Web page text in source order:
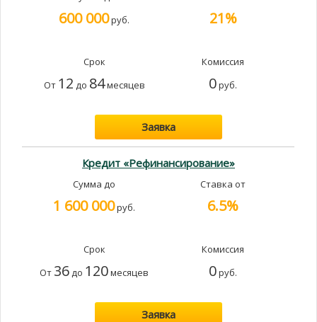
600 000руб. 21%
Срок
От 12 до 84месяцев
Комиссия
0руб.
Заявка
Кредит «Рефинансирование»
Сумма до
1 600 000руб.
Ставка от
6.5%
Срок
От 36до 120месяцев
Комиссия
0руб.
Заявка